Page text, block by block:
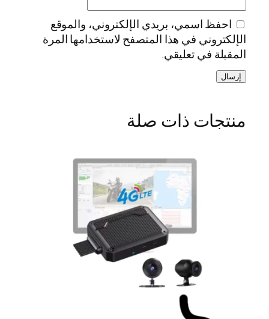
احفظ اسمي، بريدي الإلكتروني، والموقع
الإلكتروني في هذا المتصفح لاستخدامها المرة
المقبلة في تعليقي.
منتجات ذات صلة